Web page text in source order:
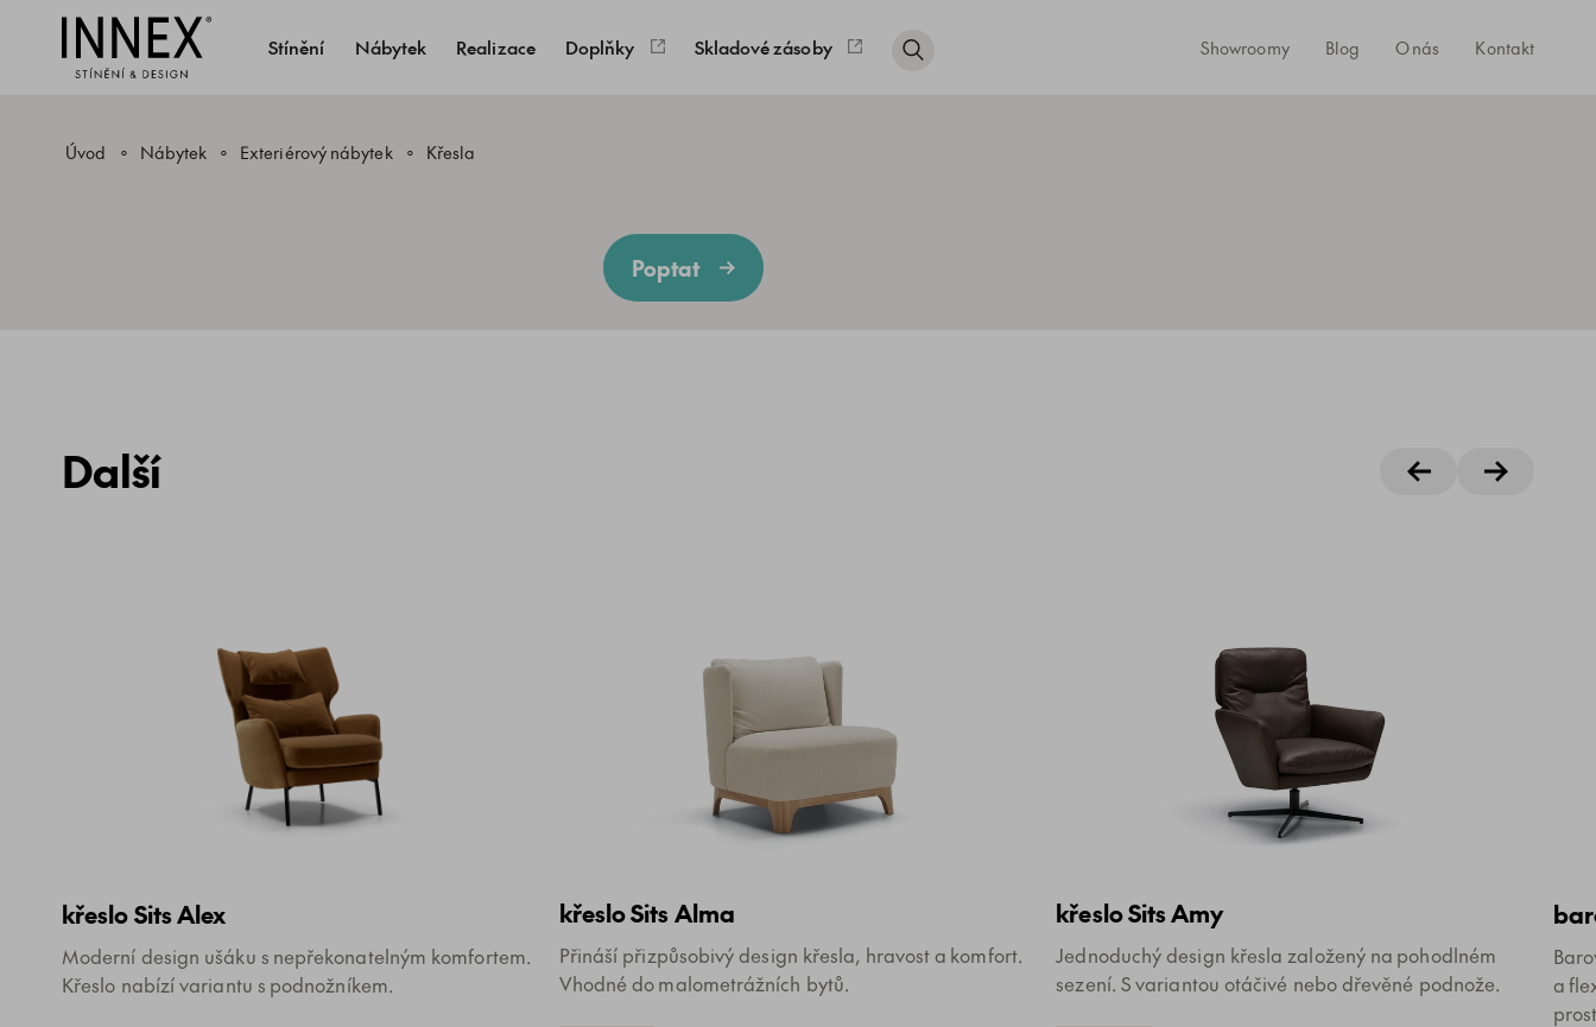
Stínění Nábytek Realizace Doplňky Skladové zásoby Showroomy Blog O nás Kontakt
Úvod Nábytek Exteriérový nábytek Křesla
Poptat
Další
křeslo Sits Alex
Moderní design ušáku s nepřekonatelným komfortem.
Křeslo nabízí variantu s podnožníkem.
křeslo Sits Alma
Přináší přizpůsobivý design křesla, hravost a komfort.
Vhodné do malometrážních bytů.
křeslo Sits Amy
Jednoduchý design křesla založený na pohodlném
sezení. S variantou otáčivé nebo dřevěné podnože.
a